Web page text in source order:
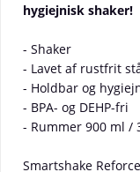
hygiejnisk shaker!
- Shaker
- Lavet af rustfrit
- Holdbar og
- BPA- og DEHP-fri
- Rummer 900 ml /
Smartshake